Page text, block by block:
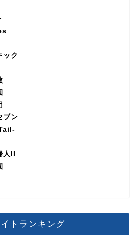
ック
ブン
II
トランキング